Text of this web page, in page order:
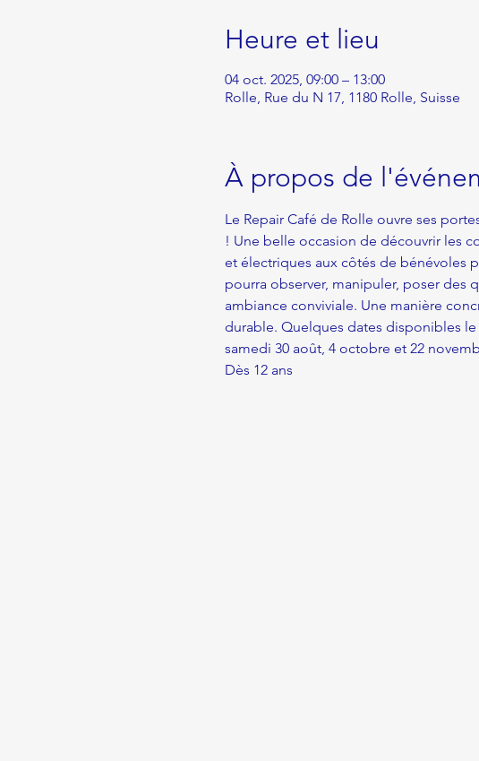
Heure et lieu
04 oct. 2025, 09:00 – 13:00
Rolle, Rue du N 17, 1180 Rolle, Suisse
À propos de
Le Repair Café de Rolle ouvre ses
! Une belle occasion de découvrir les
et électriques aux côtés de bénévoles
pourra observer, manipuler, poser des
ambiance conviviale. Une manière
durable. Quelques dates disponibles
samedi 30 août, 4 octobre et 22
Dès 12 ans